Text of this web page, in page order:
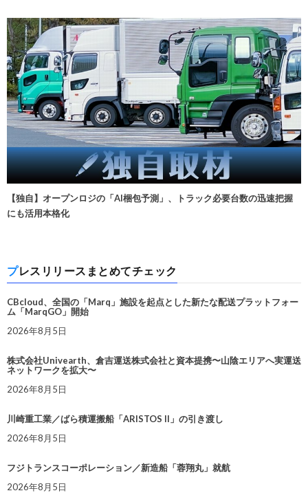
【独自】オープンロジの「AI梱包予測」、トラック必要台数の迅速把握
にも活用本格化
プレスリリースまとめてチェック
CBcloud、全国の「Marq」施設を起点とした新たな配送プラットフォー
ム「MarqGO」開始
2026年8月5日
株式会社Univearth、倉吉運送株式会社と資本提携〜山陰エリアへ実運送
ネットワークを拡大〜
2026年8月5日
川崎重工業／ばら積運搬船「ARISTOS II」の引き渡し
2026年8月5日
フジトランスコーポレーション／新造船「蓉翔丸」就航
2026年8月5日